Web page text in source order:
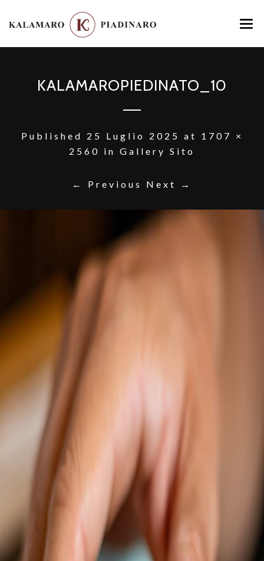
GALLERY
KALAMAROPIEDINATO_10
Published 25 Luglio 2025 at 1707 ×
2560 in Gallery Sito
← Previous Next →